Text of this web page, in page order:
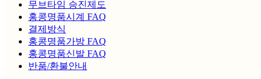
무브타임 승진제도
홍콩명품시계 FAQ
결제방식
홍콩명품가방 FAQ
홍콩명품신발 FAQ
반품/환불안내